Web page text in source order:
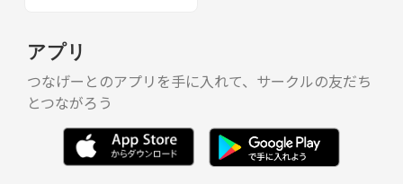
アプリ
つなげーとのアプリを手に入れて、サークルの友だち
とつながろう